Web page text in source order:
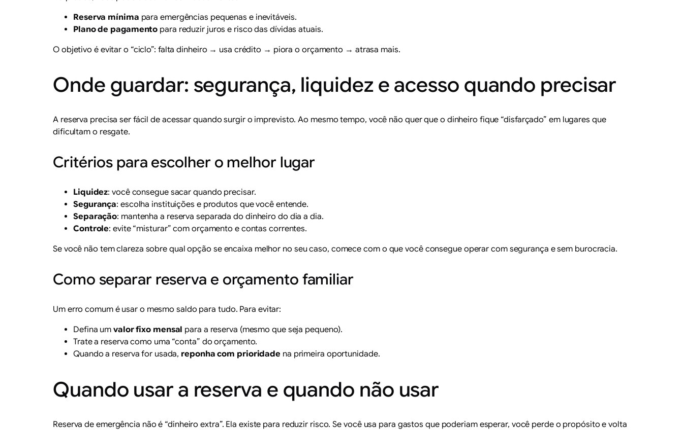
Reserva mínima para emergências pequenas e inevitáveis.
Plano de pagamento para reduzir juros e risco das dívidas atuais.
O objetivo é evitar o “ciclo”: falta dinheiro → usa crédito → piora o orçamento → atrasa mais.
Onde guardar: segurança, liquidez e acesso quando precisar
A reserva precisa ser fácil de acessar quando surgir o imprevisto. Ao mesmo tempo, você não quer que o dinheiro fique “disfarçado” em lugares que
dificultam o resgate.
Critérios para escolher o melhor lugar
Liquidez: você consegue sacar quando precisar.
Segurança: escolha instituições e produtos que você entende.
Separação: mantenha a reserva separada do dinheiro do dia a dia.
Controle: evite “misturar” com orçamento e contas correntes.
Se você não tem clareza sobre qual opção se encaixa melhor no seu caso, comece com o que você consegue operar com segurança e sem burocracia.
Como separar reserva e orçamento familiar
Um erro comum é usar o mesmo saldo para tudo. Para evitar:
Defina um valor fixo mensal para a reserva (mesmo que seja pequeno).
Trate a reserva como uma “conta” do orçamento.
Quando a reserva for usada, reponha com prioridade na primeira oportunidade.
Quando usar a reserva e quando não usar
Reserva de emergência não é “dinheiro extra”. Ela existe para reduzir risco. Se você usa para gastos que poderiam esperar, você perde o propósito e volta